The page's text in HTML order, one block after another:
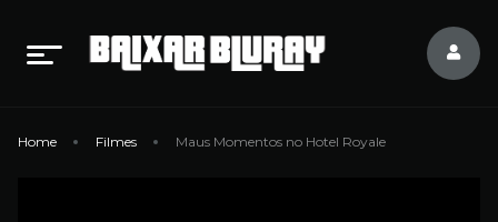
Home Filmes Maus Momentos no Hotel Royale